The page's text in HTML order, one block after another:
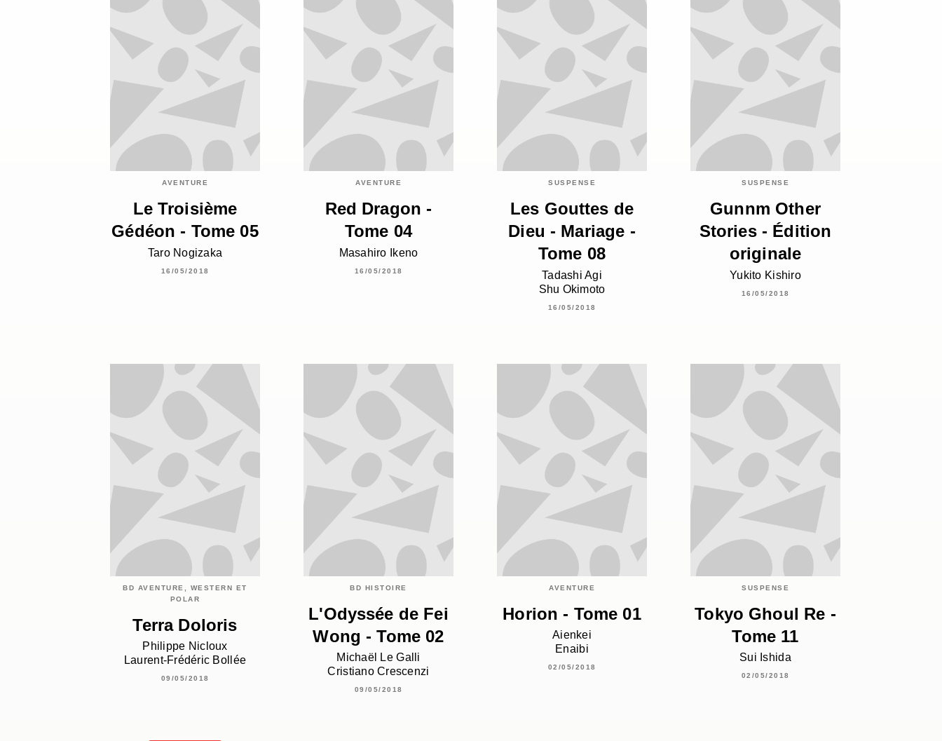
AVENTURE
Le Troisième
Gédéon - Tome 05
Taro Nogizaka
16/05/2018
AVENTURE
Red Dragon -
Tome 04
Masahiro Ikeno
16/05/2018
SUSPENSE
Les Gouttes de
Dieu - Mariage -
Tome 08
Tadashi Agi
Shu Okimoto
16/05/2018
SUSPENSE
Gunnm Other
Stories - Édition
originale
Yukito Kishiro
16/05/2018
BD AVENTURE, WESTERN ET
POLAR
Terra Doloris
Philippe Nicloux
Laurent-Frédéric Bollée
09/05/2018
BD HISTOIRE
L'Odyssée de Fei
Wong - Tome 02
Michaël Le Galli
Cristiano Crescenzi
09/05/2018
AVENTURE
Horion - Tome 01
Aienkei
Enaibi
02/05/2018
SUSPENSE
Tokyo Ghoul Re -
Tome 11
Sui Ishida
02/05/2018